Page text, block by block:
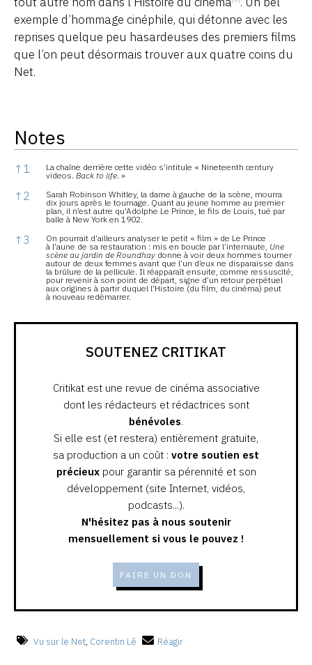
exemple d’hommage cinéphile, qui détonne avec les
reprises quelque peu hasardeuses des premiers films
que l’on peut désormais trouver aux quatre coins du
Net.
Notes
Notes
↑ 1
La chaîne derrière cette vidéo s’intitule « Nineteenth century
videos. Back to life . »
↑ 2
Sarah Robinson Whitley, la dame à gauche de la scène, mourra
dix jours après le tournage. Quant au jeune homme au premier
plan, il n’est autre qu’Adolphe Le Prince, le fils de Louis, tué par
balle à New York en 1902.
↑ 3
On pourrait d’ailleurs analyser le petit « film » de Le Prince
à l’aune de sa restauration : mis en boucle par l’internaute, Une
scène au jardin de Roundhay donne à voir deux hommes tourner
autour de deux femmes avant que l’un d’eux ne disparaisse dans
la brûlure de la pellicule. Il réapparaît ensuite, comme ressuscité,
pour revenir à son point de départ, signe d’un retour perpétuel
aux origines à partir duquel l’Histoire (du film, du cinéma) peut
à nouveau redémarrer.
SOUTENEZ CRITIKAT
Critikat est une revue de cinéma associative
dont les rédacteurs et rédactrices sont
bénévoles.
Si elle est (et restera) entièrement gratuite,
sa production a un coût : votre soutien est
précieuxpour garantir sa pérennité et son
développement (site Internet, vidéos,
podcasts...).
N'hésitez pas à nous soutenir
mensuellement si vous le pouvez !
FAIRE UN DON
Vu sur le Net, Corentin Lê Réagir